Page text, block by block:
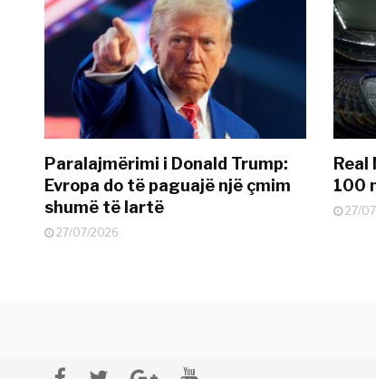
Paralajmërimi i Donald Trump:
Evropa do të paguajë një çmim
shumë të lartë
27/07/2026
100
27/